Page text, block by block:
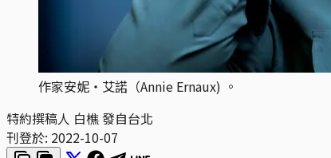
作家安妮‧艾諾（Annie Ernaux) 。
特約撰稿人 白樵 發自台北
刊登於: 2022-10-07